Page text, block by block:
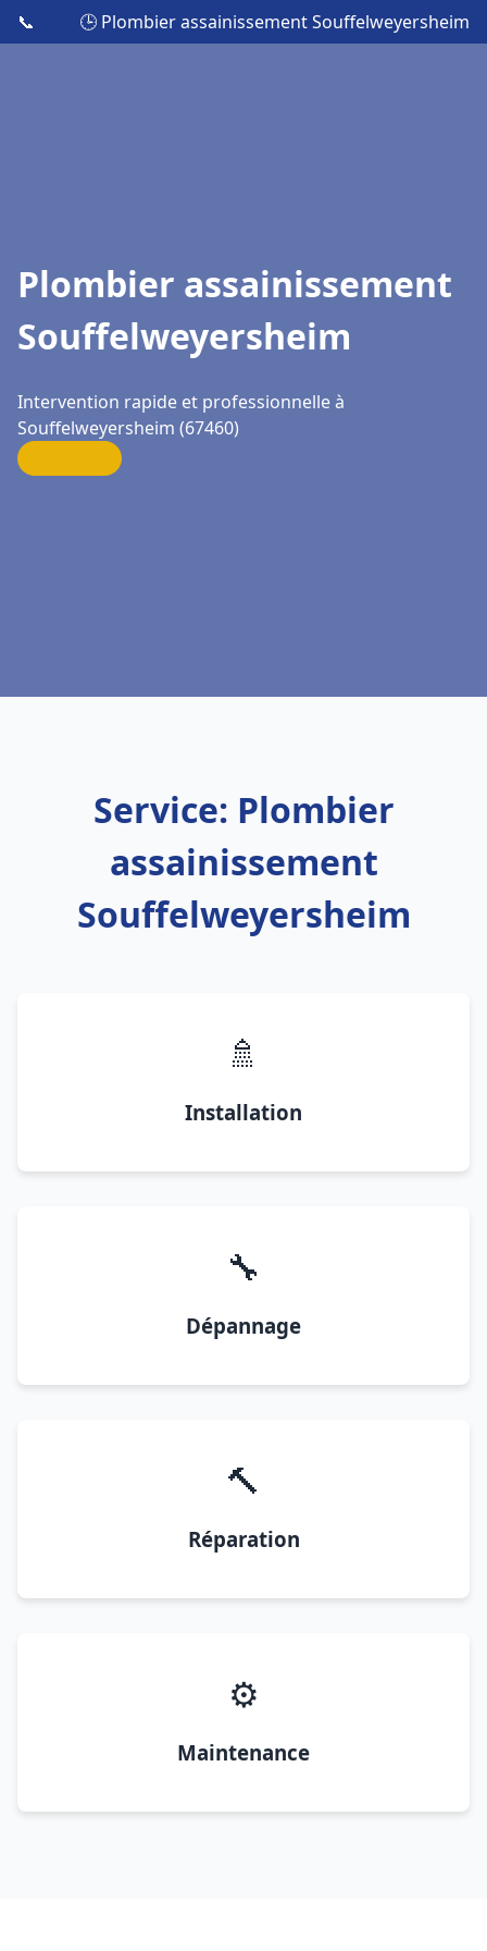
📞 🕒 Plombier assainissement Souffelweyersheim
Plombier assainissement
Souffelweyersheim
Intervention rapide et professionnelle à
Souffelweyersheim (67460)
Service: Plombier
assainissement
Souffelweyersheim
🚿
Installation
🔧
Dépannage
🔨
Réparation
⚙️
Maintenance